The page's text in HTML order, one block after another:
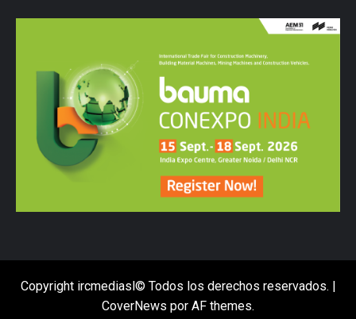
Copyright ircmediasl© Todos los derechos reservados.
CoverNews por AF themes.